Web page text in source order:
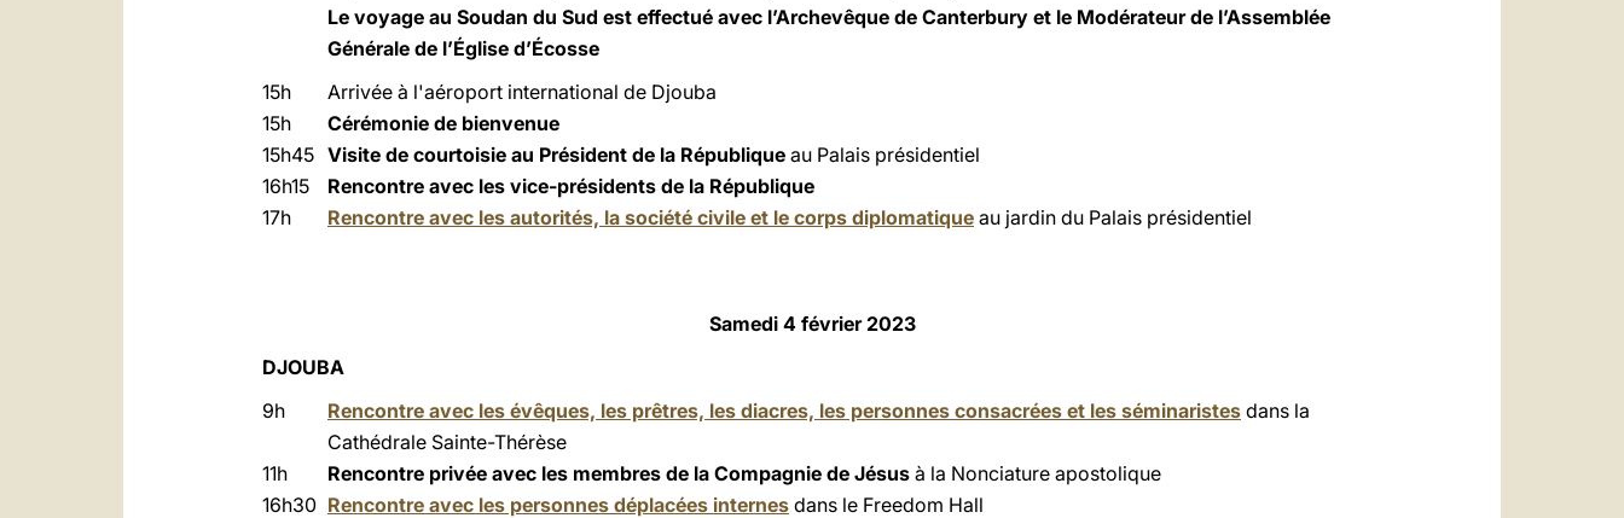
Le voyage au Soudan du Sud est effectué avec l’Archevêque de Canterbury et le Modérateur de l’Assemblée
Générale de l’Église d’Écosse
15h
Arrivée à l'aéroport international de Djouba
15h
Cérémonie de bienvenue
15h45 Visite de courtoisie au Président de la République au Palais présidentiel
16h15
Rencontre avec les vice-présidents de la République
17h
Rencontre avec les autorités, la société civile et le corps diplomatique au jardin du Palais présidentiel
Samedi 4 février 2023
DJOUBA
9h
Rencontre avec les évêques, les prêtres, les diacres, les personnes consacrées et les séminaristes dans la
Cathédrale Sainte-Thérèse
11h
Rencontre privée avec les membres de la Compagnie de Jésus à la Nonciature apostolique
16h30 Rencontre avec les personnes déplacées internes dans le Freedom Hall